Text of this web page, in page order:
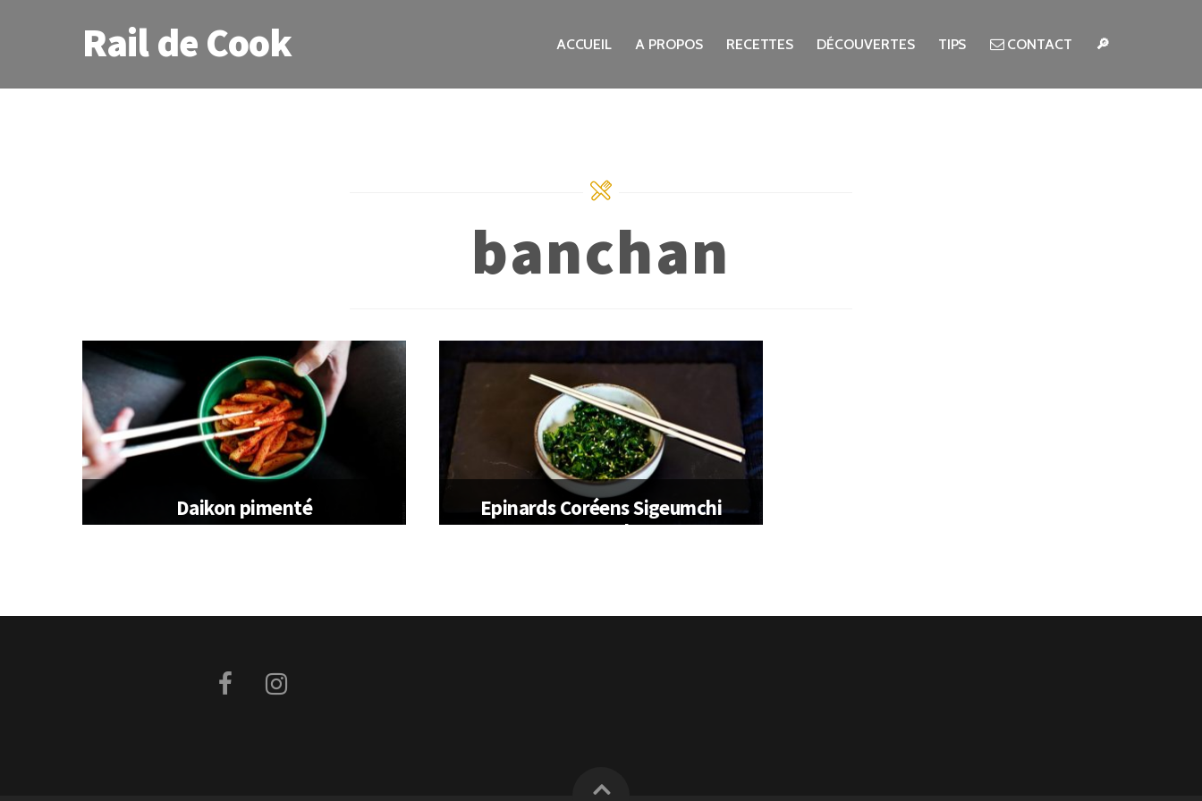
Rail de Cook ACCUEIL A PROPOS RECETTES DÉCOUVERTES TIPS CONTACT 🔎
banchan
Daikon pimenté
Epinards Coréens Sigeumchi
Namul